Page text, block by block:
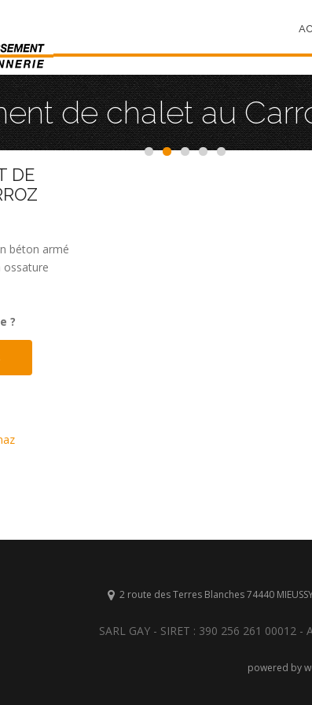
de chalet au
DE
béton armé
ossature
?
2 route des Terres Blanches 74440
SARL GAY - SIRET : 390 256 261 00012 -
powered by